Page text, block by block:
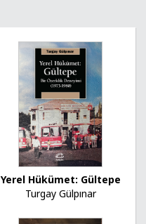
Yerel Hükümet: Gültepe
Turgay Gülpınar